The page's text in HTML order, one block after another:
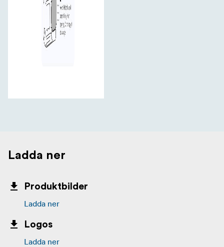
Ladda ner
Produktbilder
Ladda ner
Logos
Ladda ner